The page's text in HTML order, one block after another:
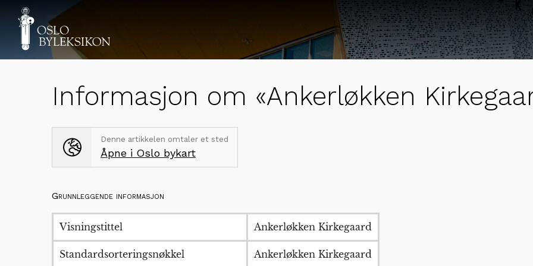
Informasjon om «Ankerløkken
Denne artikkelen omtaler et sted
Åpne i Oslo bykart
Grunnleggende informasjon
Visningstittel Ankerløkken Kirkegaard
Standardsorteringsnøkkel Ankerløkken Kirkegaard